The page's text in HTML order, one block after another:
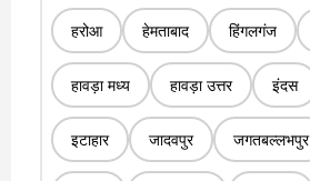
हरोआ हेमताबाद हिंगलगंज
हावड़ा मध्य हावड़ा उत्तर इंदस
इटाहार जादवपुर जगतबल्लभपुर